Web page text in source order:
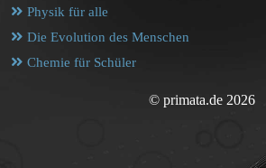
Physik für alle
Die Evolution des Menschen
Chemie für Schüler
© primata.de 2026